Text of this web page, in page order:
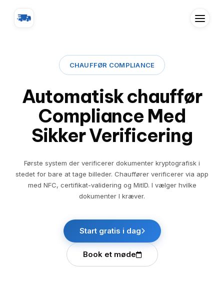
CHAUFFØR COMPLIANCE
Automatisk chauffør
Compliance Med
Sikker Verificering
Første system der verificerer dokumenter kryptografisk i
stedet for bare at tage billeder. Chauffører verificerer via app
med NFC, certifikat-validering og MitID. I vælger hvilke
dokumenter I kræver.
Start gratis i dag
Book et møde